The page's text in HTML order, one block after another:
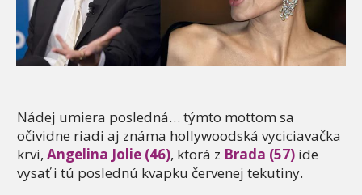
Nádej umiera posledná… týmto mottom sa
očividne riadi aj známa hollywoodská vyciciavačka
krvi, Angelina Jolie (46), ktorá z Brada (57) ide
vysať i tú poslednú kvapku červenej tekutiny.